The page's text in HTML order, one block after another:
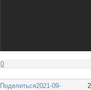
0
Поделиться2021-09-